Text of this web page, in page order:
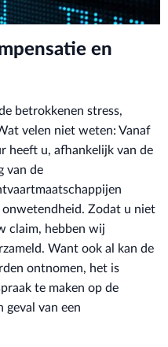
en
betrokkenen stress,
velen niet weten: Vanaf
heeft u, afhankelijk van de
van de
onwetendheid. Zodat u niet
claim, hebben wij
Want ook al kan de
ontnomen, het is
te maken op de
geval van een